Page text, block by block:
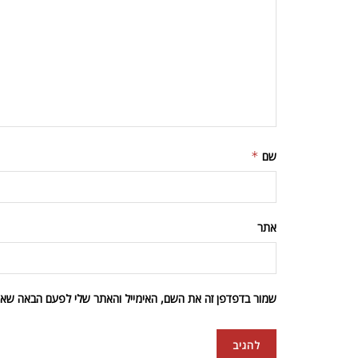
שם *
אתר
שמור בדפדפן זה את השם, האימייל והאתר שלי לפעם הבאה